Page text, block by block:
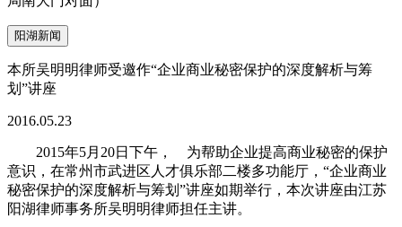
阳湖新闻
本所吴明明律师受邀作“企业商业秘密保护的深度解析与筹
划”讲座
2016.05.23
2015年5月20日下午， 为帮助企业提高商业秘密的保护
意识，在常州市武进区人才俱乐部二楼多功能厅，“企业商业
秘密保护的深度解析与筹划”讲座如期举行，本次讲座由江苏
阳湖律师事务所吴明明律师担任主讲。